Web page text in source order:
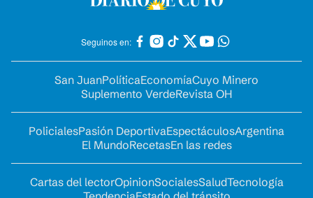
Seguinos en:
San JuanPolíticaEconomíaCuyo Minero
Suplemento VerdeRevista OH
PolicialesPasión DeportivaEspectáculosArgentina
El MundoRecetasEn las redes
Cartas del lectorOpinionSocialesSaludTecnología